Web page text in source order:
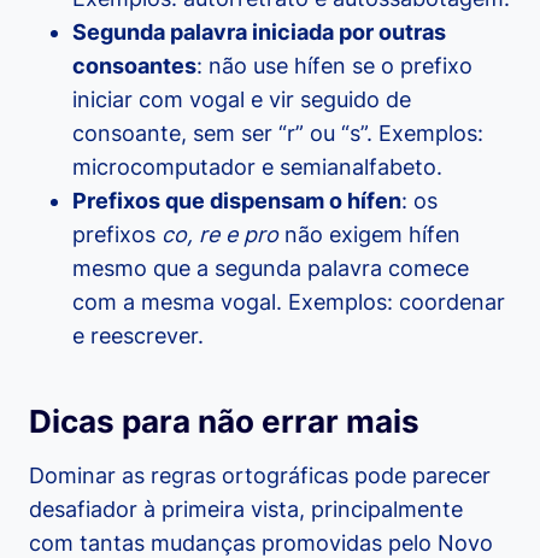
Segunda palavra iniciada por outras
consoantes: não use hífen se o prefixo
iniciar com vogal e vir seguido de
consoante, sem ser “r” ou “s”. Exemplos:
microcomputador e semianalfabeto.
Prefixos que dispensam o hífen: os
prefixos co, re e pronão exigem hífen
mesmo que a segunda palavra comece
com a mesma vogal. Exemplos: coordenar
e reescrever.
Dicas para não errar mais
Dominar as regras ortográficas pode parecer
desafiador à primeira vista, principalmente
com tantas mudanças promovidas pelo Novo